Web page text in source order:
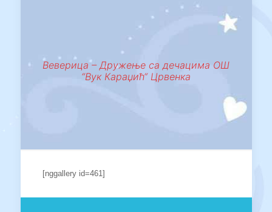
Веверица – Дружење са дечацима ОШ
“Вук Караџић“ Црвенка
[nggallery id=461]